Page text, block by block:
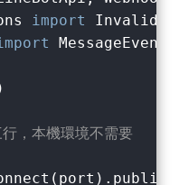
import
，本機環境不需要